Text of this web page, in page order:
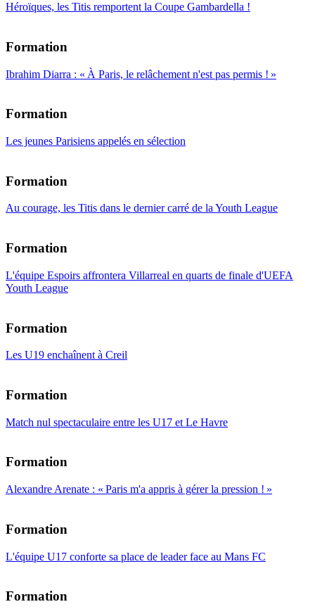
Héroïques, les Titis remportent la Coupe Gambardella !
Formation
Ibrahim Diarra : « À Paris, le relâchement n'est pas permis ! »
Formation
Les jeunes Parisiens appelés en sélection
Formation
Au courage, les Titis dans le dernier carré de la Youth League
Formation
L'équipe Espoirs affrontera Villarreal en quarts de finale d'UEFA
Youth League
Formation
Les U19 enchaînent à Creil
Formation
Match nul spectaculaire entre les U17 et Le Havre
Formation
Alexandre Arenate : « Paris m'a appris à gérer la pression ! »
Formation
L'équipe U17 conforte sa place de leader face au Mans FC
Formation